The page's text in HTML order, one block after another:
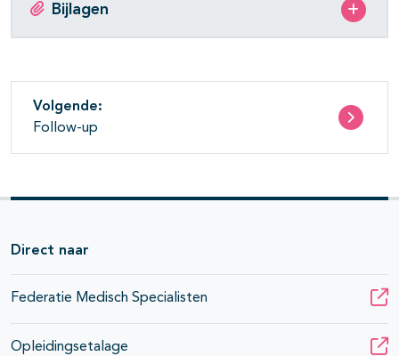
Bijlagen
Volgende:
Follow-up
Direct naar
Federatie Medisch Specialisten
Opleidingsetalage